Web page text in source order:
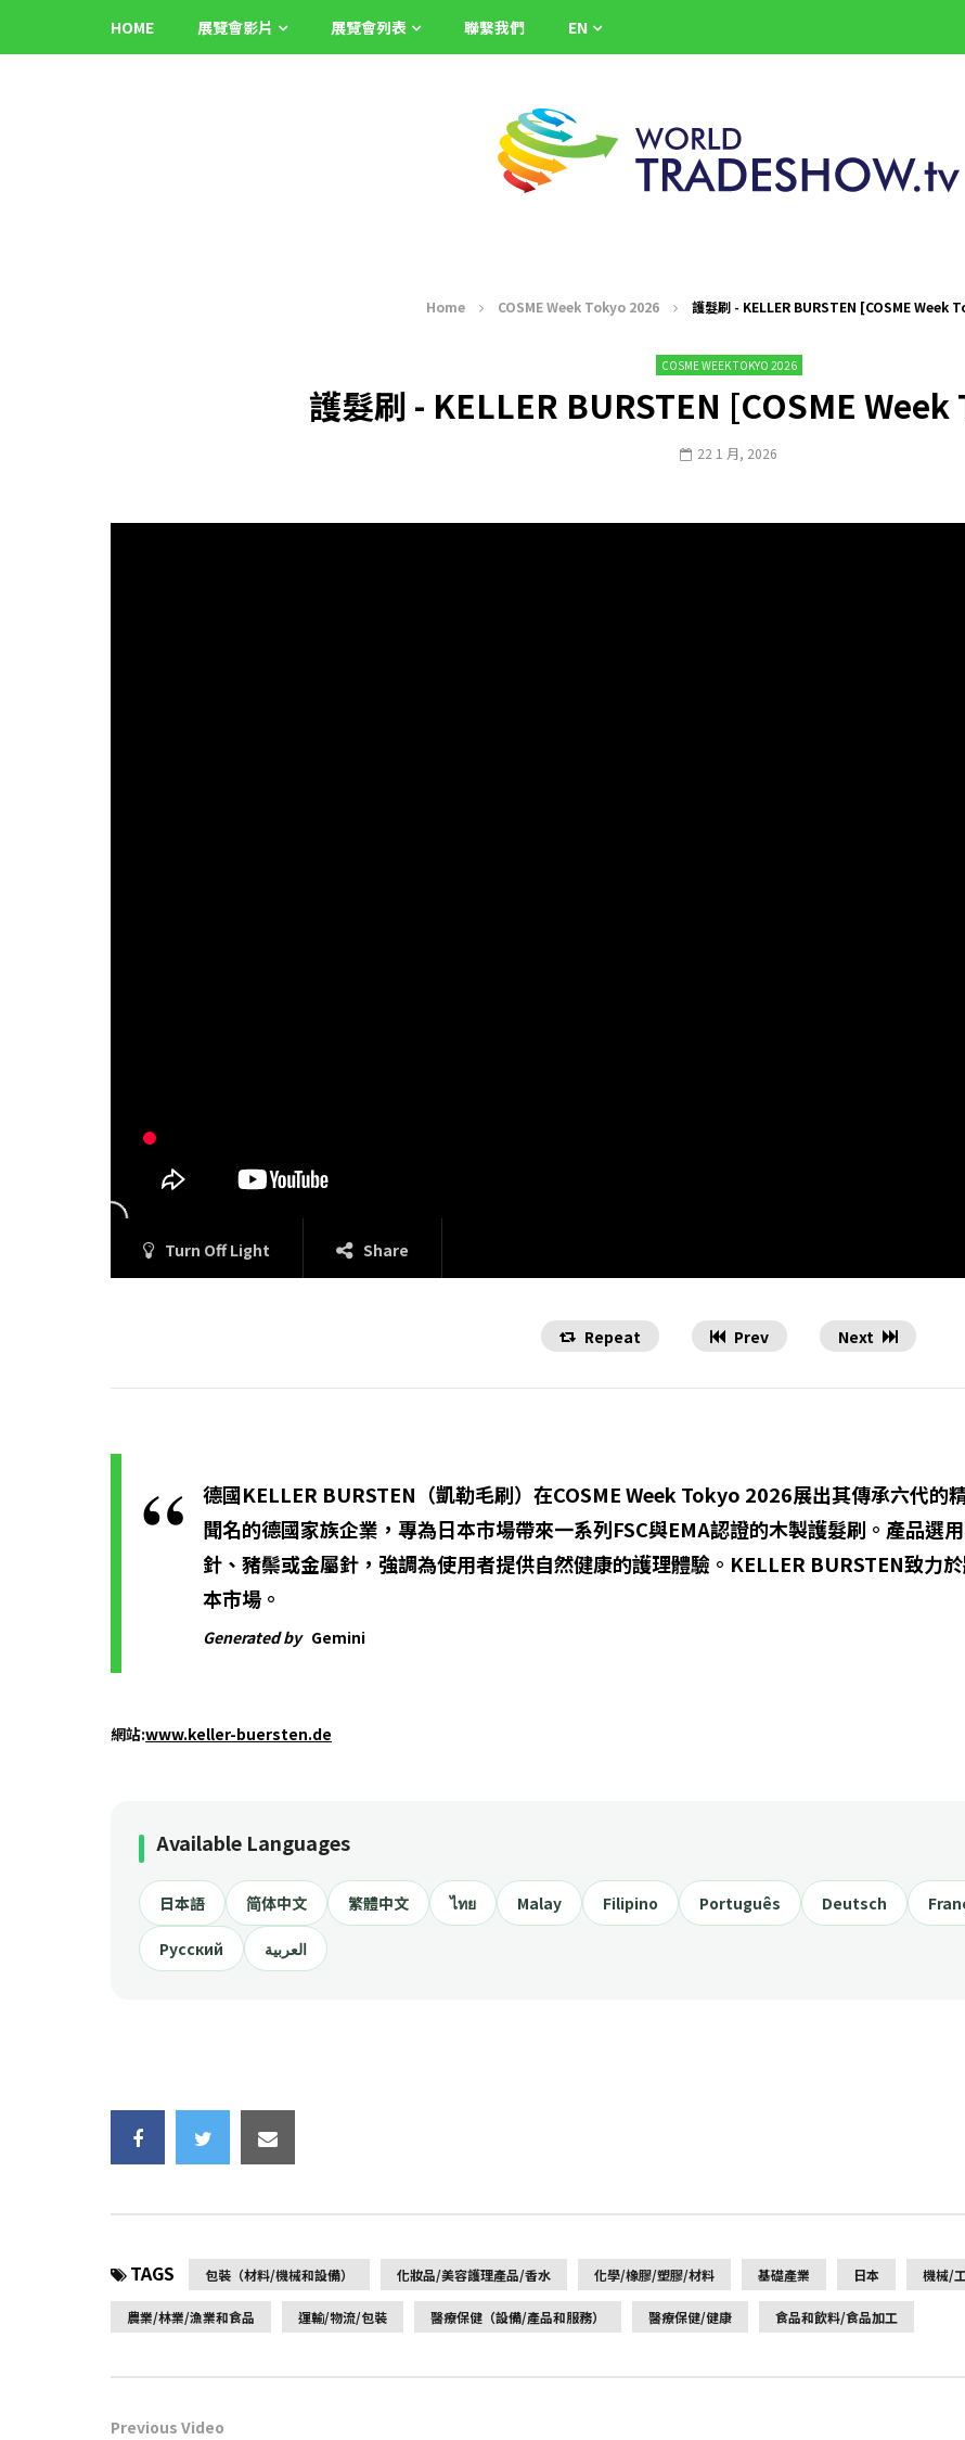
HOME 展覽會影片 展覽會列表 聯繫我們 EN
Home COSME Week Tokyo 2026 護髮刷 - KELLER BURSTEN [COSME Week
COSME WEEK TOKYO 2026
護髮刷 - KELLER BURSTEN [COSME
22 1 月, 2026
Turn Off Light Share
Repeat Prev Next
德國KELLER BURSTEN（凱勒毛刷）在COSME Week Tokyo 2026展出其傳承六代的
聞名的德國家族企業，專為日本市場帶來一系列FSC與EMA認證的木製護髮刷。產品選
針、豬鬃或金屬針，強調為使用者提供自然健康的護理體驗。KELLER BURSTEN致力
本市場。
Generated by Gemini
網站:www.keller-buersten.de
Available Languages
日本語 简体中文 繁體中文 ไทย Malay Filipino Português Deutsch
Русский العربية
TAGS 包裝（材料/機械和設備） 化妝品/美容護理產品/香水 化學/橡膠/塑膠/材料 基礎產業 日本 機械/
農業/林業/漁業和食品 運輸/物流/包裝 醫療保健（設備/產品和服務） 醫療保健/健康 食品和飲料/食品加工
Previous Video